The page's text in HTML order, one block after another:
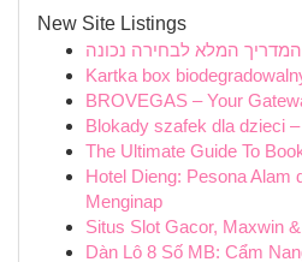
New Site Listings
המלא לבחירה נכונה
Kartka box
BROVEGAS – Your
Blokady szafek dla dzieci
The Ultimate Guide To
Hotel Dieng: Pesona Alam
Menginap
Situs Slot Gacor, Maxwin
Dàn Lô 8 Số MB: Cẩm